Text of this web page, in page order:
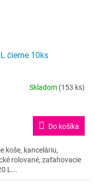
čierne 10ks
Skladom (153 ks)
Do košíka
koše, kanceláriu,
rolované, zaťahovacie
L...